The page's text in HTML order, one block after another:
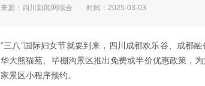
来源：四川新闻网综合 时间：2025-03-03
“三八”国际妇女节就要到来，四川成都欢乐谷、成都
华大熊猫苑、毕棚沟景区推出免费或半价优惠政策，
家景区小程序预约。